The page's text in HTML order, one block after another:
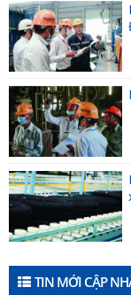
TIN MỚI CẬP